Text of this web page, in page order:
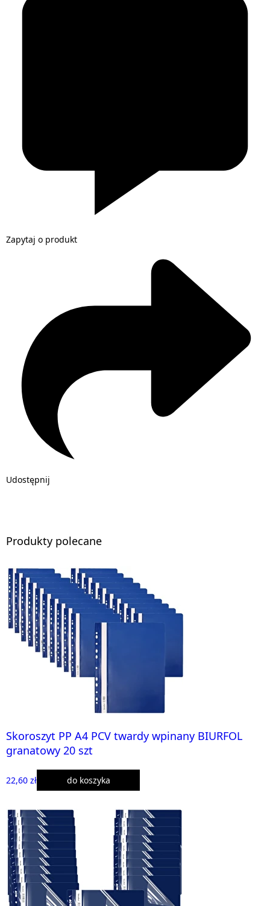
Zapytaj o produkt
Udostępnij
Produkty polecane
Skoroszyt PP A4 PCV twardy wpinany BIURFOL
granatowy 20 szt
22,60 zł do koszyka